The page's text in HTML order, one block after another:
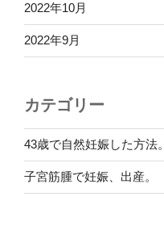
2022年10月
2022年9月
カテゴリー
43歳で自然妊娠した方法。
子宮筋腫で妊娠、出産。